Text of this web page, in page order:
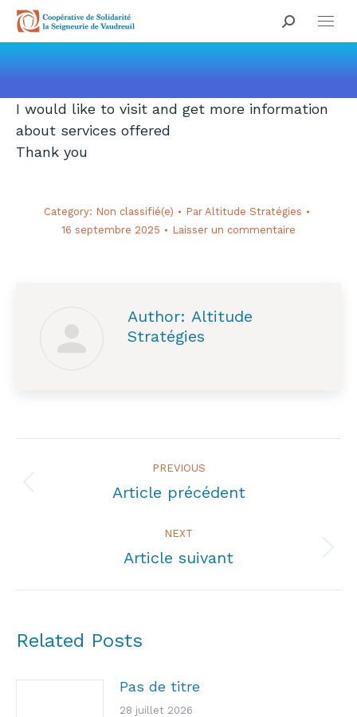
Search:
Vous êtes ici :
I would like to visit and get more information
about services offered
Thank you
Category: Non classifié(e) Par Altitude Stratégies
16 septembre 2025
Laisser un commentaire
Author: Altitude
Stratégies
navigation
PREVIOUS
Previous
Article précédent
NEXT
Next
Article suivant
Related Posts
Pas de titre
28 juillet 2026